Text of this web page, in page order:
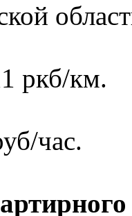
ркб/км.
час.